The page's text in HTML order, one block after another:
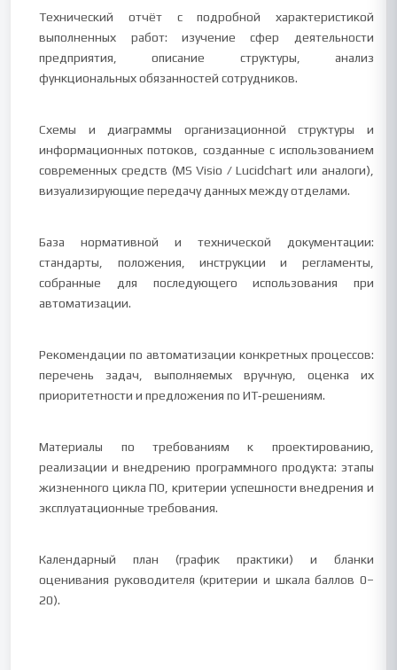
Технический отчёт с подробной характеристикой
выполненных работ: изучение сфер деятельности
предприятия, описание структуры, анализ
функциональных обязанностей сотрудников.
Схемы и диаграммы организационной структуры и
информационных потоков, созданные с использованием
современных средств (MS Visio / Lucidchart или аналоги),
визуализирующие передачу данных между отделами.
База нормативной и технической документации:
стандарты, положения, инструкции и регламенты,
собранные для последующего использования при
автоматизации.
Рекомендации по автоматизации конкретных процессов:
перечень задач, выполняемых вручную, оценка их
приоритетности и предложения по ИТ‑решениям.
Материалы по требованиям к проектированию,
реализации и внедрению программного продукта: этапы
жизненного цикла ПО, критерии успешности внедрения и
эксплуатационные требования.
Календарный план (график практики) и бланки
оценивания руководителя (критерии и шкала баллов 0–
20).